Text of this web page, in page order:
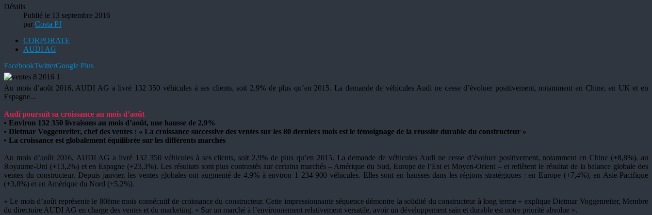
Détails
Publié le 13 septembre 2016
par Costa PJ
CORPORATE
AUDI AG
FacebookTwitterGoogle Plus
Au mois d’août 2016, AUDI AG a livré 132 350 véhicules à ses clients, soit 2,9% de plus qu’en 2015. La demande de véhicules Audi ne cesse d’évoluer positivement, notamment en Chine, en UK et en
Espagne...
Audi poursuit sa croissance au mois d’août
• Environ 132 350 livraisons au mois d’août, une hausse de 2,9%
• Dietmar Voggenreiter, chef des ventes : « La croissance successive des ventes sur les 80 derniers mois est le témoignage de la réussite durable du constructeur »
• La croissance est globalement équilibrée sur les différents marchés
Au mois d’août 2016, AUDI AG a livré 132 350 véhicules à ses clients, soit 2,9% de plus qu’en 2015. La demande de véhicules Audi ne cesse d’évoluer positivement, notamment en Chine (+8,8%), au
Royaume-Uni (+13,2%) et en Espagne (+23,3%). Les résultats sont plus contrastés sur certains marchés – Amérique du Sud, Europe de l’Est et Moyen-Orient – et reflètent le résultat de la balance globale des
ventes du constructeur. Depuis janvier, les ventes globales ont augmenté de 4,9% à environ 1 234 900 véhicules. Elles sont en hausses dans les régions stratégiques : en Europe (+7,4%), en Asie-Pacifique
(+3,8%) et en Amérique du Nord (+5,2%).
« Le mois d’août représente le 80ème mois consécutif de croissance du constructeur. Cette impressionnante séquence démontre la solidité du constructeur à long terme » explique Dietmar Voggenreiter, Membre
du directoire AUDI AG en charge des ventes et du marketing. « Sur un marché à l’environnement relativement versatile, avoir un développement sain et durable est notre priorité absolue ».